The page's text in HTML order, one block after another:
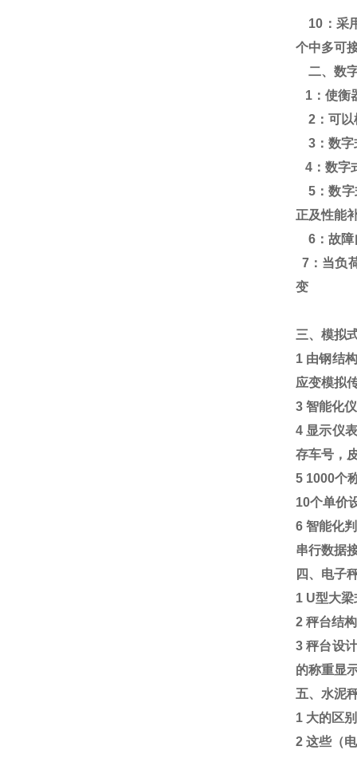
10 ：采
个中多可
二、数
1 ：使衡
2 ：可以
3 ：数
4 ：数
5 ：数
正及性能
6 ：故障
7 ： 当负
变
三、模拟
1 由钢结
应变模拟
3智能化
4 显示仪
存车号，
5 1000个
10个单价
6智能化
串行数据
四、电子
1 U型大梁
2秤台结
3秤台设
的称重显
五、水泥
1 大的区
2这些（